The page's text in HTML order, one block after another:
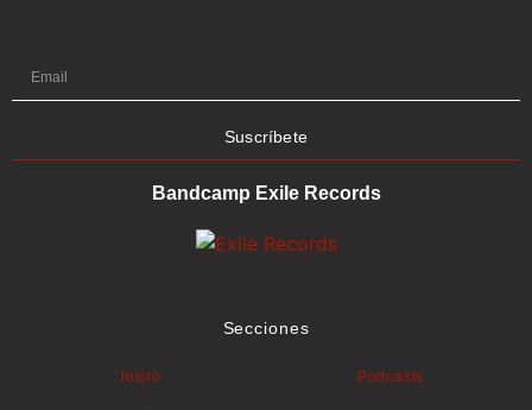
Suscríbete
Bandcamp Exile Records
Secciones
Inicio Podcasts